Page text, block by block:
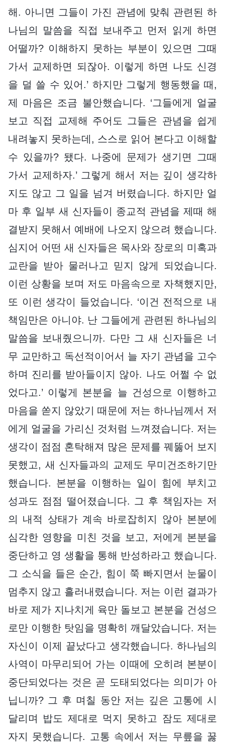
해. 아니면 그들이 가진 관념에 맞춰 관련된 하
나님의 말씀을 직접 보내주고 먼저 읽게 하면
어떨까? 이해하지 못하는 부분이 있으면 그때
가서 교제하면 되잖아. 이렇게 하면 나도 신경
을 덜 쓸 수 있어.’ 하지만 그렇게 행동했을 때,
제 마음은 조금 불안했습니다. ‘그들에게 얼굴
보고 직접 교제해 주어도 그들은 관념을 쉽게
내려놓지 못하는데, 스스로 읽어 본다고 이해할
수 있을까? 됐다. 나중에 문제가 생기면 그때
가서 교제하자.’ 그렇게 해서 저는 깊이 생각하
지도 않고 그 일을 넘겨 버렸습니다. 하지만 얼
마 후 일부 새 신자들이 종교적 관념을 제때 해
결받지 못해서 예배에 나오지 않으려 했습니다.
심지어 어떤 새 신자들은 목사와 장로의 미혹과
교란을 받아 물러나고 믿지 않게 되었습니다.
이런 상황을 보며 저도 마음속으로 자책했지만,
또 이런 생각이 들었습니다. ‘이건 전적으로 내
책임만은 아니야. 난 그들에게 관련된 하나님의
말씀을 보내줬으니까. 다만 그 새 신자들은 너
무 교만하고 독선적이어서 늘 자기 관념을 고수
하며 진리를 받아들이지 않아. 나도 어쩔 수 없
었다고.’ 이렇게 본분을 늘 건성으로 이행하고
마음을 쏟지 않았기 때문에 저는 하나님께서 저
에게 얼굴을 가리신 것처럼 느껴졌습니다. 저는
생각이 점점 혼탁해져 많은 문제를 꿰뚫어 보지
못했고, 새 신자들과의 교제도 무미건조하기만
했습니다. 본분을 이행하는 일이 힘에 부치고
성과도 점점 떨어졌습니다. 그 후 책임자는 저
의 내적 상태가 계속 바로잡히지 않아 본분에
심각한 영향을 미친 것을 보고, 저에게 본분을
중단하고 영 생활을 통해 반성하라고 했습니다.
그 소식을 들은 순간, 힘이 쭉 빠지면서 눈물이
멈추지 않고 흘러내렸습니다. 저는 이런 결과가
바로 제가 지나치게 육만 돌보고 본분을 건성으
로만 이행한 탓임을 명확히 깨달았습니다. 저는
자신이 이제 끝났다고 생각했습니다. 하나님의
사역이 마무리되어 가는 이때에 오히려 본분이
중단되었다는 것은 곧 도태되었다는 의미가 아
닙니까? 그 후 며칠 동안 저는 깊은 고통에 시
달리며 밥도 제대로 먹지 못하고 잠도 제대로
자지 못했습니다. 고통 속에서 저는 무릎을 꿇